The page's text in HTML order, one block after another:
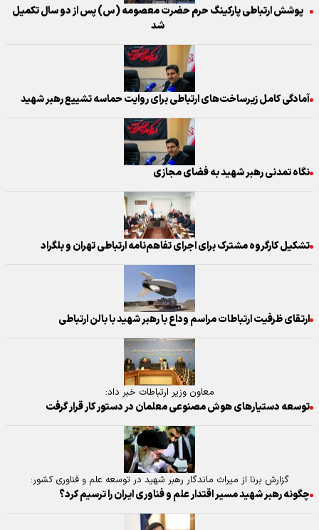
پوشش ارتباطی پارکینگ حرم حضرت معصومه (س) پس از دو سال تکمیل
شد
آمادگی کامل زیرساخت‌های ارتباطی برای روایت حماسه تشییع رهبر شهید
نگاه تمدنی رهبر شهید به فضای مجازی
تشکیل کارگروه مشترک برای اجرای تفاهم‌نامه ارتباطی تهران و بلگراد
ارتقای ظرفیت ارتباطات مراسم وداع با رهبر شهید با بالن ارتباطی
معاون وزیر ارتباطات خبر داد:
توسعه دستیار‌های هوش مصنوعی معلمان در دستور کار قرار گرفت
گزارش برنا از میراث ماندگار رهبر شهید در توسعه علم و فناوری کشور:
چگونه رهبر شهید مسیر اقتدار علم و فناوری ایران را ترسیم کرد؟